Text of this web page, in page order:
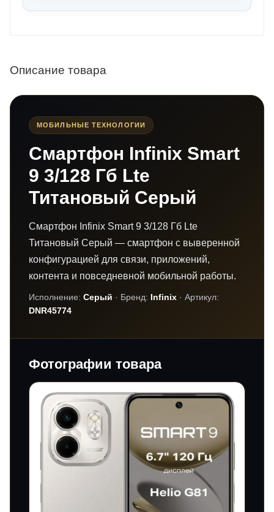
Описание товара
МОБИЛЬНЫЕ ТЕХНОЛОГИИ
Смартфон Infinix Smart
9 3/128 Гб Lte
Титановый Серый
Смартфон Infinix Smart 9 3/128 Гб Lte
Титановый Серый — смартфон с выверенной
конфигурацией для связи, приложений,
контента и повседневной мобильной работы.
Исполнение: Серый · Бренд: Infinix · Артикул:
DNR45774
Фотографии товара